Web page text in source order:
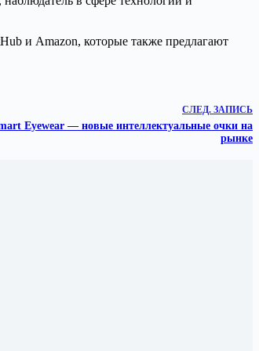
и Amazon, которые также предлагают
СЛЕД. ЗАПИСЬ
Eyewear — новые интеллектуальные очки на
рынке